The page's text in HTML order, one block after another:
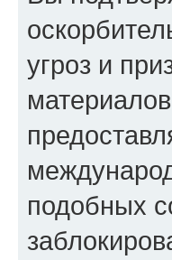
угроз и
подобных